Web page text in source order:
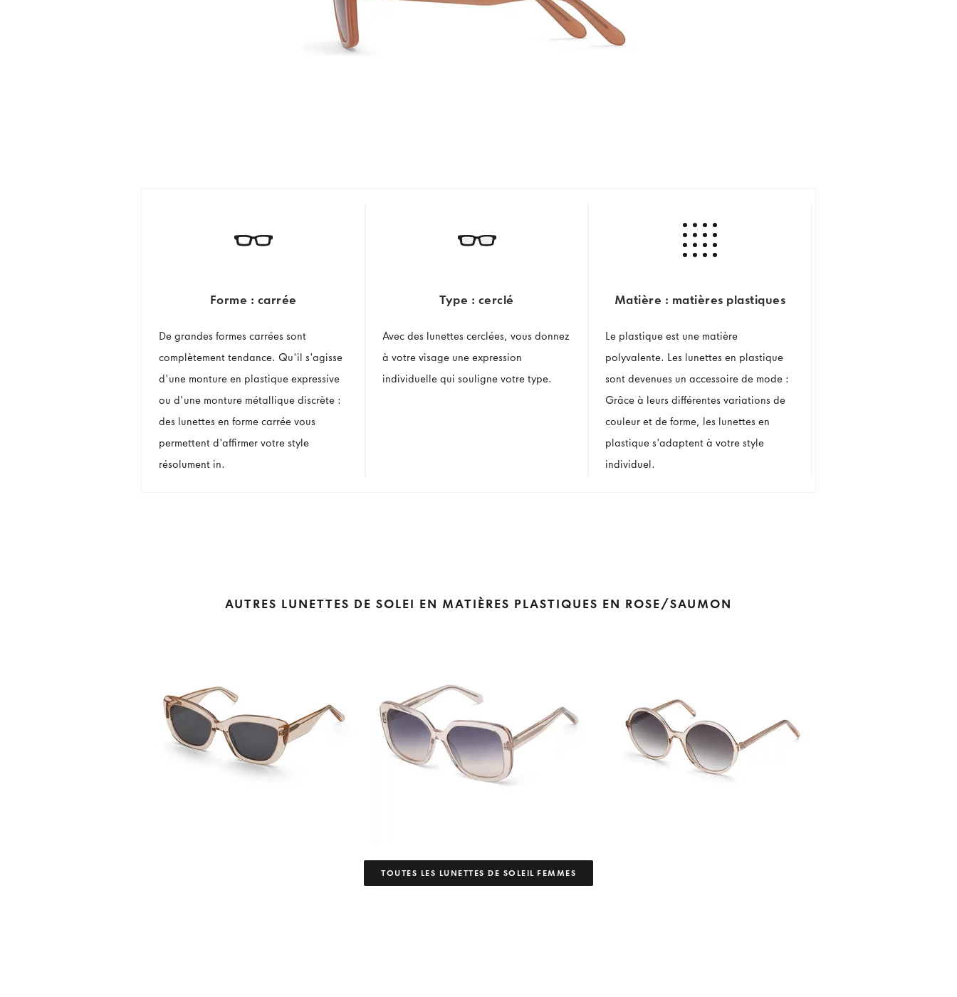
Forme : carrée
De grandes formes carrées sont
complètement tendance. Qu'il s'agisse
d'une monture en plastique expressive
ou d'une monture métallique discrète :
des lunettes en forme carrée vous
permettent d'affirmer votre style
résolument in.
Type : cerclé
Avec des lunettes cerclées, vous donnez
à votre visage une expression
individuelle qui souligne votre type.
Matière : matières plastiques
Le plastique est une matière
polyvalente. Les lunettes en plastique
sont devenues un accessoire de mode :
Grâce à leurs différentes variations de
couleur et de forme, les lunettes en
plastique s'adaptent à votre style
individuel.
AUTRES LUNETTES DE SOLEI EN MATIÈRES PLASTIQUES EN ROSE/SAUMON
TOUTES LES LUNETTES DE SOLEIL FEMMES